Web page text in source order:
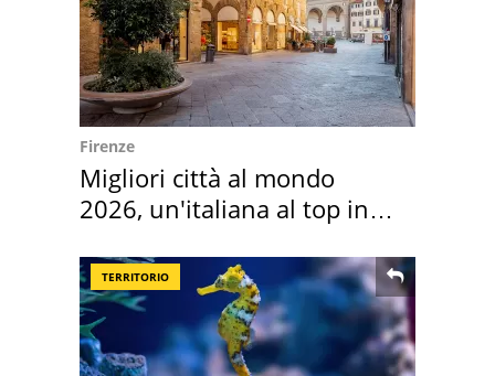
Firenze
Migliori città al mondo
2026, un'italiana al top in
TERRITORIO